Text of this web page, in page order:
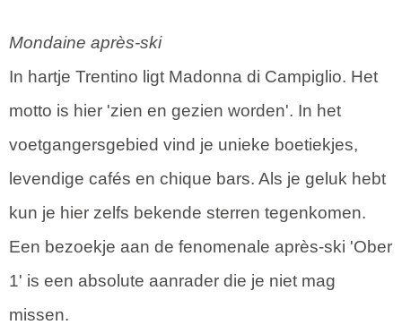
Mondaine après-ski
In hartje Trentino ligt Madonna di Campiglio. Het
motto is hier 'zien en gezien worden'. In het
voetgangersgebied vind je unieke boetiekjes,
levendige cafés en chique bars. Als je geluk hebt
kun je hier zelfs bekende sterren tegenkomen.
Een bezoekje aan de fenomenale après-ski 'Ober
1' is een absolute aanrader die je niet mag
missen.